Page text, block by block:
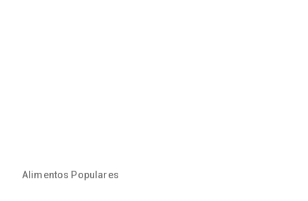
Alimentos Populares